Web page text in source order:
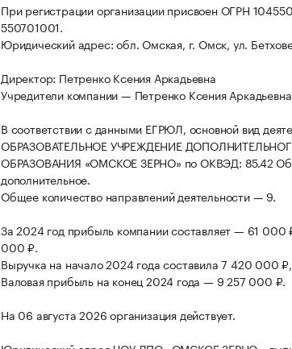
При регистрации организации присвоен ОГРН
550701001.
Юридический адрес: обл. Омская, г. Омск, ул.
Директор: Петренко Ксения Аркадьевна
Учредители компании — Петренко Ксения
В соответствии с данными ЕГРЮЛ, основной вид
ОБРАЗОВАТЕЛЬНОЕ УЧРЕЖДЕНИЕ
ОБРАЗОВАНИЯ «ОМСКОЕ ЗЕРНО» по ОКВЭД: 85.42
дополнительное.
Общее количество направлений деятельности — 9.
За 2024 год прибыль компании составляет — 61
000 ₽.
Выручка на начало 2024 года составила 7 420 000
Валовая прибыль на конец 2024 года — 9 257 000 ₽.
На 06 августа 2026 организация действует.